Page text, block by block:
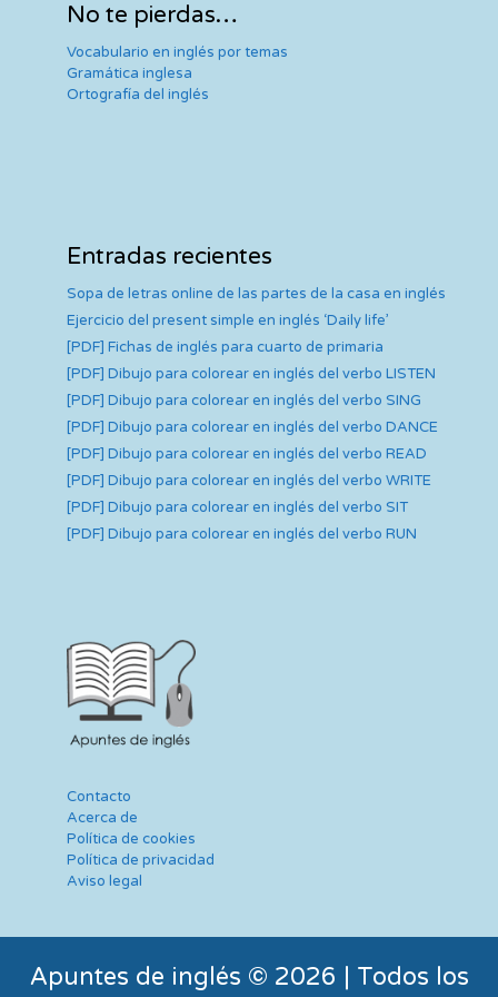
always late because it makes
me feel like they don’t respect
learning new things, such as
learning a new language.
I don’t like when people don’t
answer my calls or texts
because it makes me feel like
they don’t care about me.
meeting new people.
I don’t like people who are
something to complain about,
because life is too short to be
unhappy.
No te pierdas…
Vocabulario en inglés por temas
Gramática inglesa
Ortografía del inglés
Entradas recientes
Sopa de letras online de las partes de la casa en inglés
Ejercicio del present simple en inglés ‘Daily life’
[PDF] Fichas de inglés para cuarto de primaria
[PDF] Dibujo para colorear en inglés del verbo LISTEN
[PDF] Dibujo para colorear en inglés del verbo SING
[PDF] Dibujo para colorear en inglés del verbo DANCE
[PDF] Dibujo para colorear en inglés del verbo READ
[PDF] Dibujo para colorear en inglés del verbo WRITE
[PDF] Dibujo para colorear en inglés del verbo SIT
[PDF] Dibujo para colorear en inglés del verbo RUN
Contacto
Acerca de
Política de cookies
Política de privacidad
Aviso legal
Apuntes de inglés © 2026 | Todos los